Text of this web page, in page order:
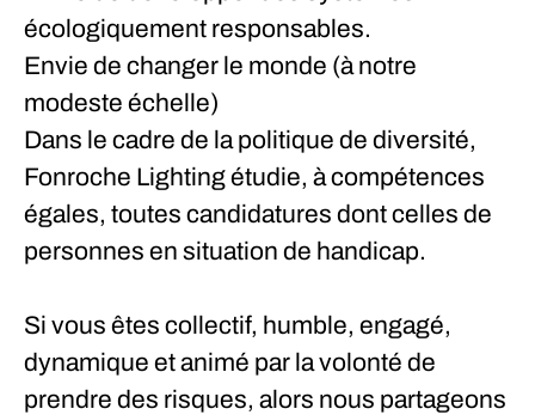
écologiquement responsables.
Envie de changer le monde (à notre
modeste échelle)
Dans le cadre de la politique de diversité,
Fonroche Lighting étudie, à compétences
égales, toutes candidatures dont celles de
personnes en situation de handicap.
Si vous êtes collectif, humble, engagé,
dynamique et animé par la volonté de
prendre des risques, alors nous partageons